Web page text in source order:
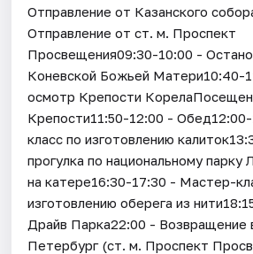
Отправление от Казанского
Отправление от ст. м. Проспект
Просвещения09:30-10:00 -
Коневской Божьей Матери10:40-
осмотр Крепости
Крепости11:50-12:00 -
класс по изготовлению
прогулка по национальному
на катере16:30-17:30 - Мастер-
изготовлению оберега из
Драйв Парка22:00 - Возвращение
Петербург (ст. м. Проспект